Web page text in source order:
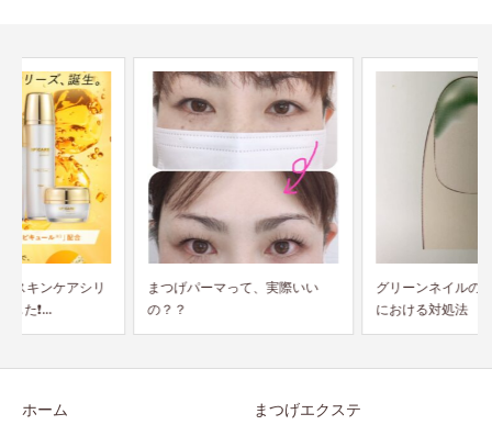
まつげパーマって、実際いい
の？？
グリーンネイルのサロンワーク
ホーム
まつげエクステ